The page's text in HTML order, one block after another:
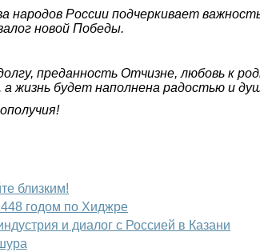
России подчеркивает
новой Победы.
преданность Отчизне, любовь к
а жизнь будет наполнена радостью и
близким!
годом по Хиджре
и диалог с Россией в Казани